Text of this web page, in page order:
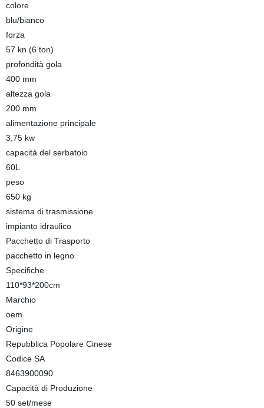
colore
blu/bianco
forza
57 kn (6 ton)
profondità gola
400 mm
altezza gola
200 mm
alimentazione principale
3,75 kw
capacità del serbatoio
60L
peso
650 kg
sistema di trasmissione
impianto idraulico
Pacchetto di Trasporto
pacchetto in legno
Specifiche
110*93*200cm
Marchio
oem
Origine
Repubblica Popolare Cinese
Codice SA
8463900090
Capacità di Produzione
50 set/mese